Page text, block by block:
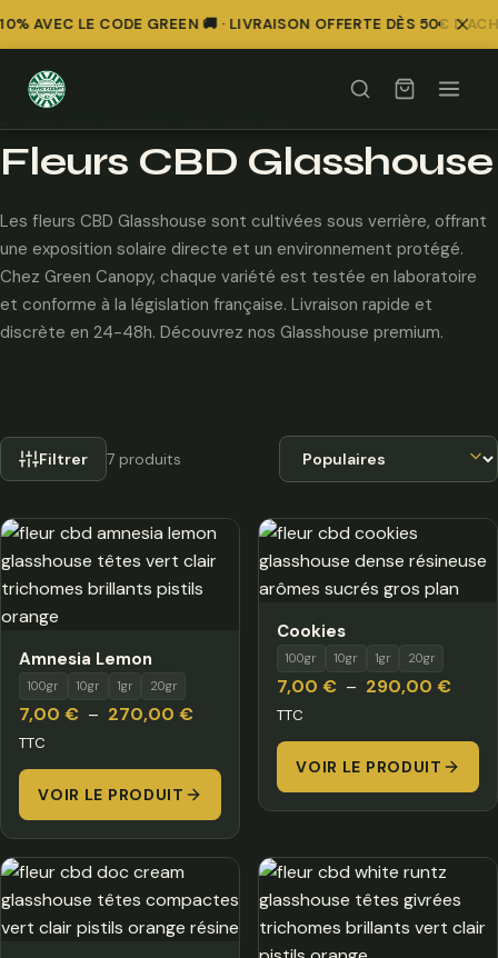
AVEC LE CODE GREEN 🚚 · LIVRAISON OFFERTE DÈS 50€
Fleurs CBD Glasshouse
Les fleurs CBD Glasshouse sont cultivées sous verrière, offrant
une exposition solaire directe et un environnement protégé.
Chez Green Canopy, chaque variété est testée en laboratoire
et conforme à la législation française. Livraison rapide et
discrète en 24-48h. Découvrez nos Glasshouse premium.
Filtrer 7 produits Trier par
Amnesia Lemon
100gr 10gr 1gr 20gr
7,00 € – 270,00 €Plage
prix :
7,00 €
à
270,00 €
TTC
VOIR LE PRODUIT
Comparer
Cookies
100gr 10gr 1gr 20gr
7,00 € – 290,00 €Plage
prix :
7,00
à
TTC
VOIR LE PRODUIT
Comparer
Comparer
Comparer
Comparer
Comparer
Comparer